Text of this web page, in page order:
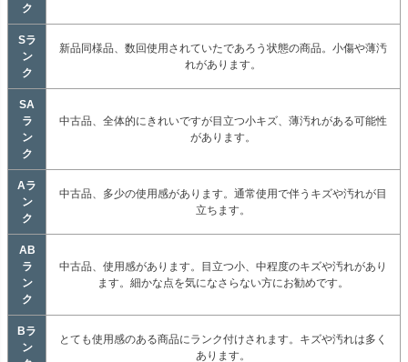
ク
Sラ
ン
ク
新品同様品、数回使用されていたであろう状態の商品。小傷や薄汚
れがあります。
SA
ラ
ン
ク
中古品、全体的にきれいですが目立つ小キズ、薄汚れがある可能性
があります。
Aラ
ン
ク
中古品、多少の使用感があります。通常使用で伴うキズや汚れが目
立ちます。
AB
ラ
ン
ク
中古品、使用感があります。目立つ小、中程度のキズや汚れがあり
ます。細かな点を気になさらない方にお勧めです。
Bラ
ン
とても使用感のある商品にランク付けされます。キズや汚れは多く
あります。